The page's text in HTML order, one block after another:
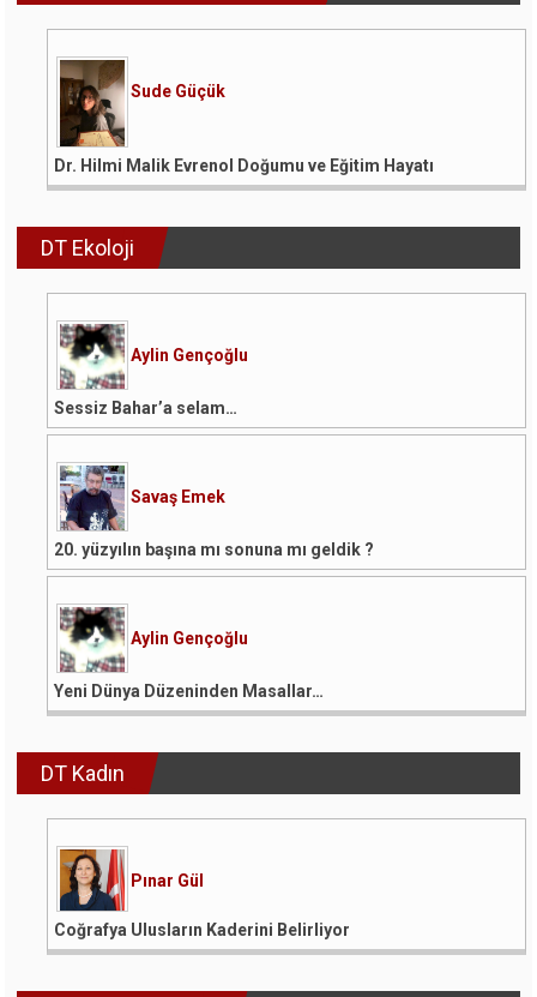
Sude Güçük
Dr. Hilmi Malik Evrenol Doğumu ve Eğitim Hayatı
DT Ekoloji
Aylin Gençoğlu
Sessiz Bahar’a selam…
Savaş Emek
20. yüzyılın başına mı sonuna mı geldik ?
Aylin Gençoğlu
Yeni Dünya Düzeninden Masallar…
DT Kadın
Pınar Gül
Coğrafya Ulusların Kaderini Belirliyor